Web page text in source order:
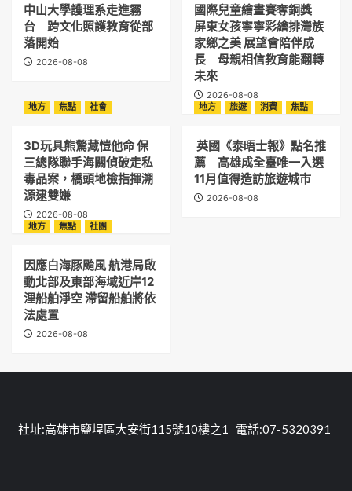
中山大學護理系走進霧
台 跨文化照護教育從部
落開始
2026-08-08
國際兒童繪畫賽奪銅獎
屏東女孩寧寧彩繪排灣族
家鄉之美 展望會陪伴成
長 母親相信教育能翻轉
未來
2026-08-08
地方
焦點 社會
3D玩具熊驚藏愷他命 保
三總隊聯手海關偵破走私
毒品案，橋頭地檢指揮溯
源逮雙嫌
2026-08-08
地方 旅遊 消費 焦點
英國《泰晤士報》點名推
薦 高雄成全臺唯一入選
11月值得造訪旅遊城市
2026-08-08
地方 焦點 社團
因應白海豚颱風 航港局啟
動北部及東部海域近岸12
浬船舶淨空 滯留船舶將依
法處置
2026-08-08
社址:高雄市鹽埕區大安街115號10樓之1 電話:07-5320391